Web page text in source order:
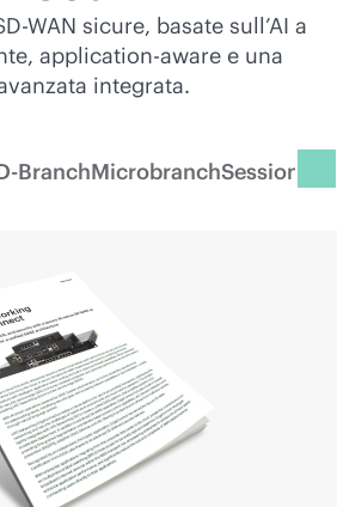
WAN sicure, basate sull’AI a
application-aware e una
integrata.
BranchMicrobranchSession